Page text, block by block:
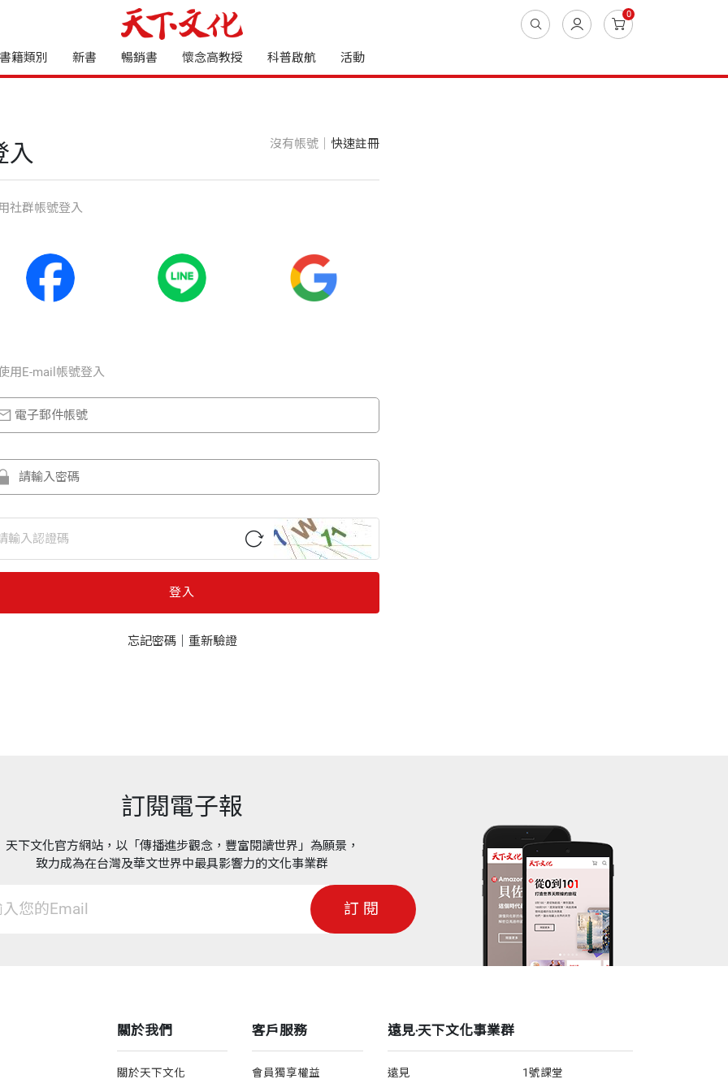
0
書籍類別 新書 暢銷書 懷念高教授 科普啟航 活動
入 沒有帳號｜ 快速註冊
社群帳號登入
⽤E-mail帳號登入
登入
忘記密碼｜ 重新驗證
訂閱電子報
天下文化官方網站，以「傳播進步觀念，豐富閱讀世界」為願景，
致力成為在台灣及華文世界中最具影響力的文化事業群
訂閱
關於我們
關於天下文化
客戶服務
會員獨享權益
遠見‧天下文化事業群
遠見
1號課堂